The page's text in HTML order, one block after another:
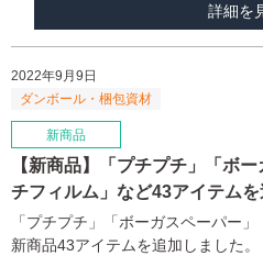
詳細を
2022年9月9日
【新商品】「プチプチ」「ボ
チフィルム」など43アイテムを
「プチプチ」「ボーガスペーパー
新商品43アイテムを追加しました。